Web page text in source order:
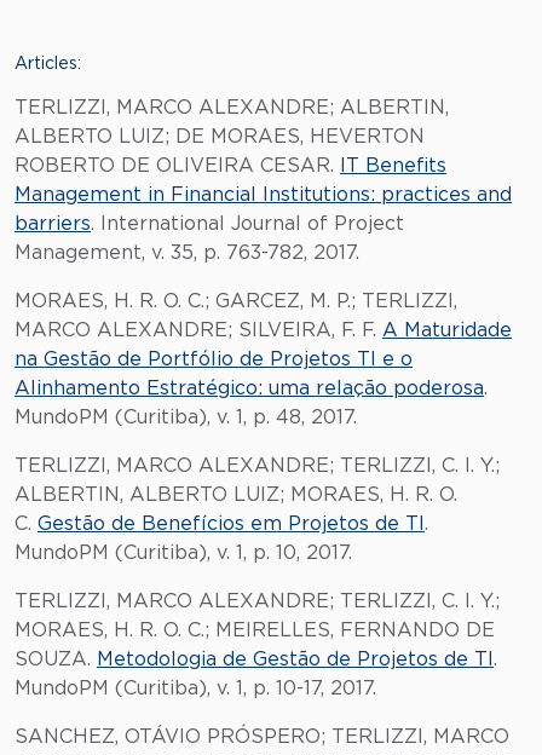
Articles:
TERLIZZI, MARCO ALEXANDRE; ALBERTIN,
ALBERTO LUIZ; DE MORAES, HEVERTON
ROBERTO DE OLIVEIRA CESAR.
IT Benefits
Management in Financial Institutions: practices and
barriers. International Journal of Project
Management, v. 35, p. 763-782, 2017.
MORAES, H. R. O. C.; GARCEZ, M. P.; TERLIZZI,
MARCO ALEXANDRE; SILVEIRA, F. F. A Maturidade
na Gestão de Portfólio de Projetos TI e o
Alinhamento Estratégico: uma relação poderosa.
MundoPM (Curitiba), v. 1, p. 48, 2017.
TERLIZZI, MARCO ALEXANDRE; TERLIZZI, C. I. Y.;
ALBERTIN, ALBERTO LUIZ; MORAES, H. R. O.
C. Gestão de Benefícios em Projetos de TI .
MundoPM (Curitiba), v. 1, p. 10, 2017.
TERLIZZI, MARCO ALEXANDRE; TERLIZZI, C. I. Y.;
MORAES, H. R. O. C.; MEIRELLES, FERNANDO DE
SOUZA. Metodologia de Gestão de Projetos de TI .
MundoPM (Curitiba), v. 1, p. 10-17, 2017.
SANCHEZ, OTÁVIO PRÓSPERO; TERLIZZI, MARCO